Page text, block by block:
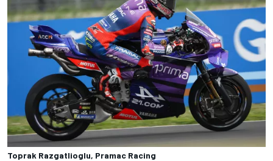
Toprak Razgatlioglu, Pramac Racing